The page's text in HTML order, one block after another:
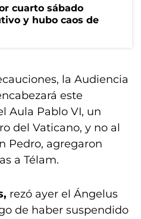
cuarto sábado
y hubo caos de
la Audiencia
este
Aula Pablo VI, un
del Vaticano, y no al
Pedro, agregaron
a Télam.
rezó ayer el Ángelus
de haber suspendido